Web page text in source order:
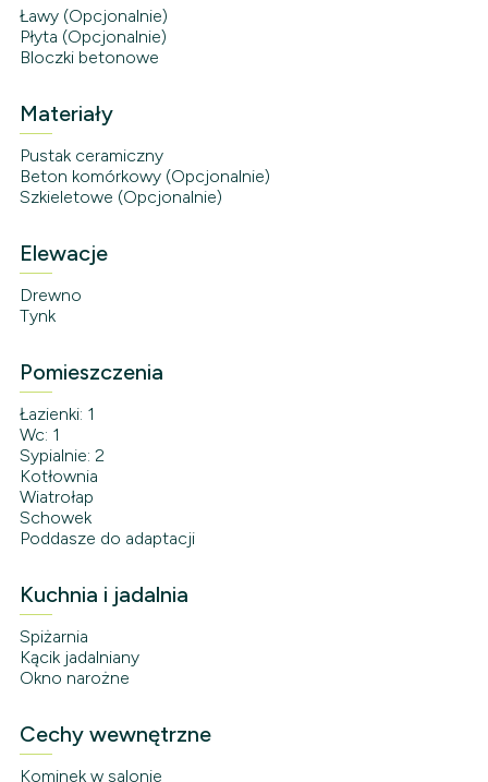
Ławy (Opcjonalnie)
Płyta (Opcjonalnie)
Bloczki betonowe
Materiały
Pustak ceramiczny
Beton komórkowy (Opcjonalnie)
Szkieletowe (Opcjonalnie)
Elewacje
Drewno
Tynk
Pomieszczenia
Łazienki: 1
Wc: 1
Sypialnie: 2
Kotłownia
Wiatrołap
Schowek
Poddasze do adaptacji
Kuchnia i jadalnia
Spiżarnia
Kącik jadalniany
Okno narożne
Cechy wewnętrzne
Kominek w salonie